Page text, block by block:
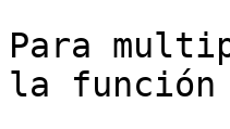
Para
la función